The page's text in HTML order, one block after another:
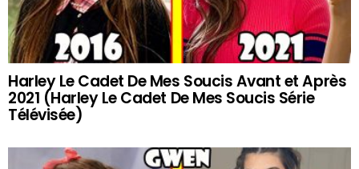
Harley Le Cadet De Mes Soucis Avant et Après
2021 (Harley Le Cadet De Mes Soucis Série
Télévisée)